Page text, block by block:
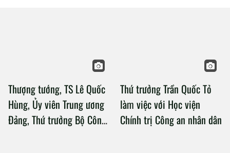
Thượng tướng, TS Lê Quốc
Hùng, Ủy viên Trung ương
Đảng, Thứ trưởng Bộ Công
Thứ trưởng Trần Quốc Tỏ
làm việc với Học viện
Chính trị Công an nhân dân